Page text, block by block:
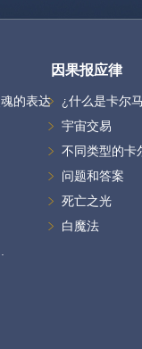
的表达
因果报应律
¿什么是卡尔
宇宙交易
不同类型的卡
问题和答案
死亡之光
白魔法